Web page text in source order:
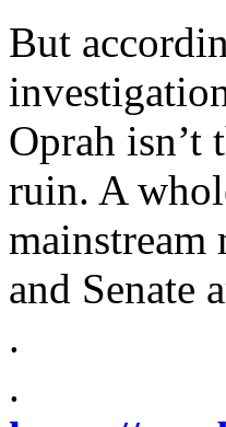
But
Oprah isn’t
ruin. A
mainstream
and Senate
.
.